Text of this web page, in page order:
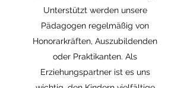
Unterstützt werden unsere
Pädagogen regelmäßig von
Honorarkräften, Auszubildenden
oder Praktikanten. Als
Erziehungspartner ist es uns